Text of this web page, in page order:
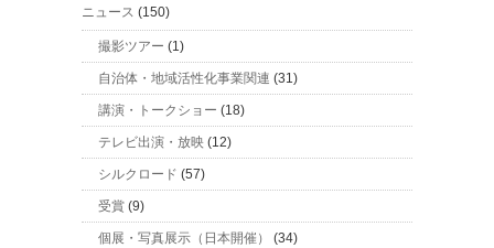
ニュース (150)
撮影ツアー (1)
自治体・地域活性化事業関連 (31)
講演・トークショー (18)
テレビ出演・放映 (12)
シルクロード (57)
受賞 (9)
個展・写真展示（日本開催） (34)